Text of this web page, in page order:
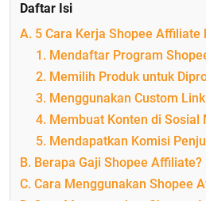
Daftar Isi
A. 5 Cara Kerja Shopee Affiliate
1. Mendaftar Program
2. Memilih Produk untuk
3. Menggunakan Custom
4. Membuat Konten di Sosial
5. Mendapatkan Komisi
B. Berapa Gaji Shopee Affiliate?
C. Cara Menggunakan Shopee